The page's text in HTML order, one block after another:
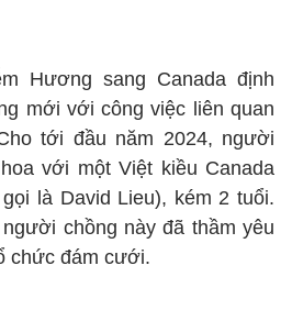
Hương sang Canada định
mới với công việc liên quan
tới đầu năm 2024, người
với một Việt kiều Canada
là David Lieu), kém 2 tuổi.
chồng này đã thầm yêu
chức đám cưới.